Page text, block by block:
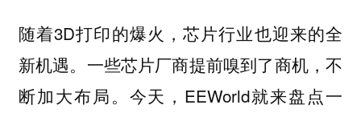
随着3D打印的爆火，芯片行业也迎来的全
新机遇。一些芯片厂商提前嗅到了商机，不
断加大布局。今天，EEWorld就来盘点一